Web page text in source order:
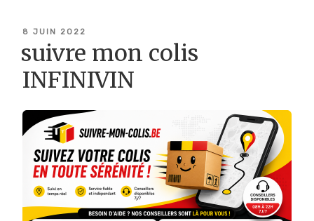
PUBLIÉ
8 JUIN 2022
suivre mon colis
INFINIVIN